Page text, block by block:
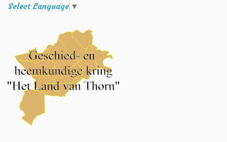
Select Language ▼